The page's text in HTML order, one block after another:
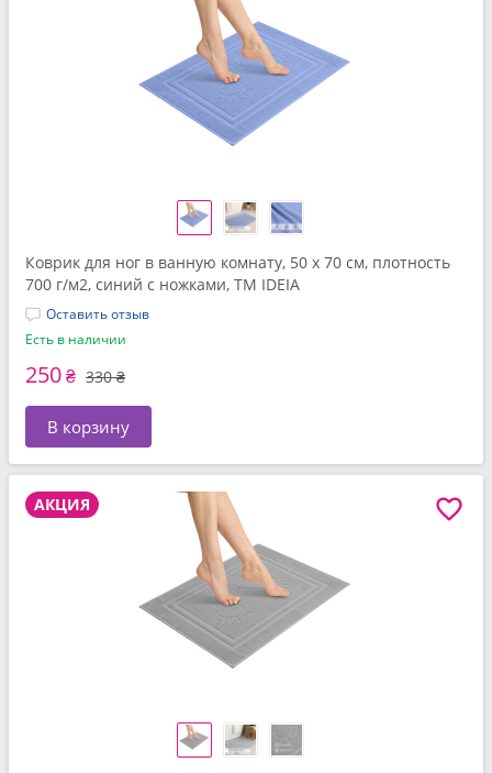
Коврик для ног в ванную комнату, 50 x 70 см, плотность
700 г/м2, синий с ножками, ТМ IDEIA
Оставить отзыв
Есть в наличии
250₴ 330 ₴
В корзину
АКЦИЯ